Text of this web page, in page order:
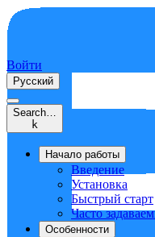
Войти
Русский
Search…
k
Начало работы
Введение
Установка
Быстрый старт
Часто
Особенности